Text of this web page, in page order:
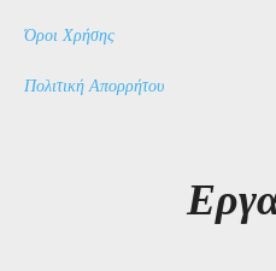
Όροι Χρήσης
Πολιτική Απορρήτου